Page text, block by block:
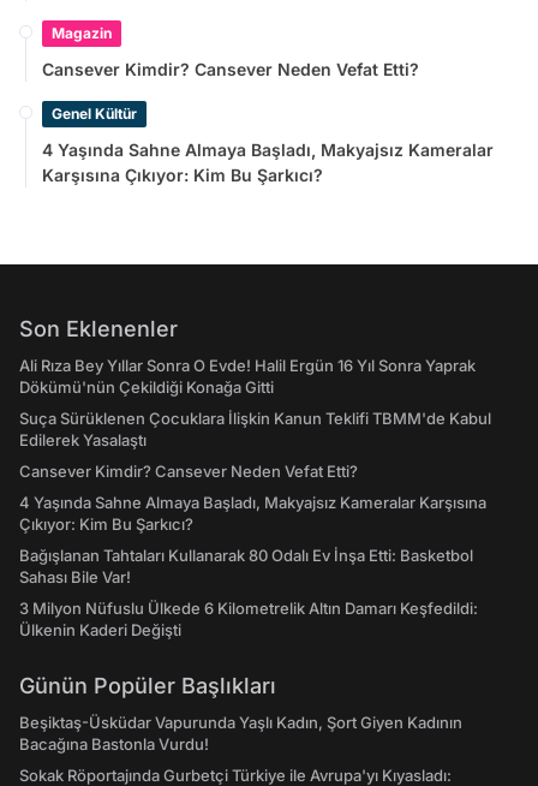
Magazin
Cansever Kimdir? Cansever Neden Vefat Etti?
Genel Kültür
4 Yaşında Sahne Almaya Başladı, Makyajsız Kameralar
Karşısına Çıkıyor: Kim Bu Şarkıcı?
Son Eklenenler
Ali Rıza Bey Yıllar Sonra O Evde! Halil Ergün 16 Yıl Sonra Yaprak
Dökümü'nün Çekildiği Konağa Gitti
Suça Sürüklenen Çocuklara İlişkin Kanun Teklifi TBMM'de Kabul
Edilerek Yasalaştı
Cansever Kimdir? Cansever Neden Vefat Etti?
4 Yaşında Sahne Almaya Başladı, Makyajsız Kameralar Karşısına
Çıkıyor: Kim Bu Şarkıcı?
Bağışlanan Tahtaları Kullanarak 80 Odalı Ev İnşa Etti: Basketbol
Sahası Bile Var!
3 Milyon Nüfuslu Ülkede 6 Kilometrelik Altın Damarı Keşfedildi:
Ülkenin Kaderi Değişti
Günün Popüler Başlıkları
Beşiktaş-Üsküdar Vapurunda Yaşlı Kadın, Şort Giyen Kadının
Bacağına Bastonla Vurdu!
Sokak Röportajında Gurbetçi Türkiye ile Avrupa'yı Kıyasladı: